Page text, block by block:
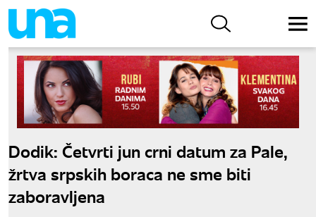
Dodik: Četvrti jun crni datum za Pale,
žrtva srpskih boraca ne sme biti
zaboravljena